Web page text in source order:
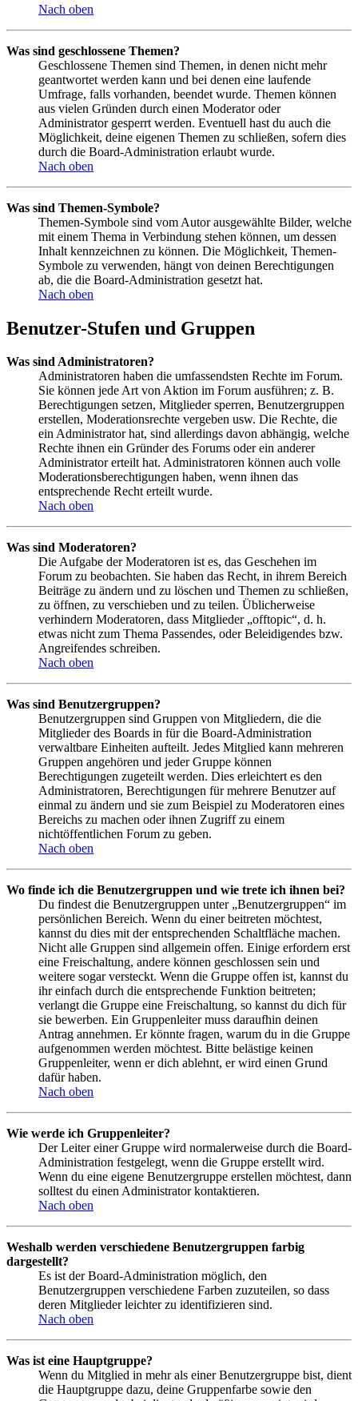
Nach oben
Was sind geschlossene Themen?
Geschlossene Themen sind Themen, in denen nicht mehr
geantwortet werden kann und bei denen eine laufende
Umfrage, falls vorhanden, beendet wurde. Themen können
aus vielen Gründen durch einen Moderator oder
Administrator gesperrt werden. Eventuell hast du auch die
Möglichkeit, deine eigenen Themen zu schließen, sofern dies
durch die Board-Administration erlaubt wurde.
Nach oben
Was sind Themen-Symbole?
Themen-Symbole sind vom Autor ausgewählte Bilder, welche
mit einem Thema in Verbindung stehen können, um dessen
Inhalt kennzeichnen zu können. Die Möglichkeit, Themen-
Symbole zu verwenden, hängt von deinen Berechtigungen
ab, die die Board-Administration gesetzt hat.
Nach oben
Benutzer-Stufen und Gruppen
Was sind Administratoren?
Administratoren haben die umfassendsten Rechte im Forum.
Sie können jede Art von Aktion im Forum ausführen; z. B.
Berechtigungen setzen, Mitglieder sperren, Benutzergruppen
erstellen, Moderationsrechte vergeben usw. Die Rechte, die
ein Administrator hat, sind allerdings davon abhängig, welche
Rechte ihnen ein Gründer des Forums oder ein anderer
Administrator erteilt hat. Administratoren können auch volle
Moderationsberechtigungen haben, wenn ihnen das
entsprechende Recht erteilt wurde.
Nach oben
Was sind Moderatoren?
Die Aufgabe der Moderatoren ist es, das Geschehen im
Forum zu beobachten. Sie haben das Recht, in ihrem Bereich
Beiträge zu ändern und zu löschen und Themen zu schließen,
zu öffnen, zu verschieben und zu teilen. Üblicherweise
verhindern Moderatoren, dass Mitglieder „offtopic“, d. h.
etwas nicht zum Thema Passendes, oder Beleidigendes bzw.
Angreifendes schreiben.
Nach oben
Was sind Benutzergruppen?
Benutzergruppen sind Gruppen von Mitgliedern, die die
Mitglieder des Boards in für die Board-Administration
verwaltbare Einheiten aufteilt. Jedes Mitglied kann mehreren
Gruppen angehören und jeder Gruppe können
Berechtigungen zugeteilt werden. Dies erleichtert es den
Administratoren, Berechtigungen für mehrere Benutzer auf
einmal zu ändern und sie zum Beispiel zu Moderatoren eines
Bereichs zu machen oder ihnen Zugriff zu einem
nichtöffentlichen Forum zu geben.
Nach oben
Wo finde ich die Benutzergruppen und wie trete ich ihnen bei?
Du findest die Benutzergruppen unter „Benutzergruppen“ im
persönlichen Bereich. Wenn du einer beitreten möchtest,
kannst du dies mit der entsprechenden Schaltfläche machen.
Nicht alle Gruppen sind allgemein offen. Einige erfordern erst
eine Freischaltung, andere können geschlossen sein und
weitere sogar versteckt. Wenn die Gruppe offen ist, kannst du
ihr einfach durch die entsprechende Funktion beitreten;
verlangt die Gruppe eine Freischaltung, so kannst du dich für
sie bewerben. Ein Gruppenleiter muss daraufhin deinen
Antrag annehmen. Er könnte fragen, warum du in die Gruppe
aufgenommen werden möchtest. Bitte belästige keinen
Gruppenleiter, wenn er dich ablehnt, er wird einen Grund
dafür haben.
Nach oben
Wie werde ich Gruppenleiter?
Der Leiter einer Gruppe wird normalerweise durch die Board-
Administration festgelegt, wenn die Gruppe erstellt wird.
Wenn du eine eigene Benutzergruppe erstellen möchtest, dann
solltest du einen Administrator kontaktieren.
Nach oben
Weshalb werden verschiedene Benutzergruppen farbig
dargestellt?
Es ist der Board-Administration möglich, den
Benutzergruppen verschiedene Farben zuzuteilen, so dass
deren Mitglieder leichter zu identifizieren sind.
Nach oben
Was ist eine Hauptgruppe?
Wenn du Mitglied in mehr als einer Benutzergruppe bist, dient
die Hauptgruppe dazu, deine Gruppenfarbe sowie den